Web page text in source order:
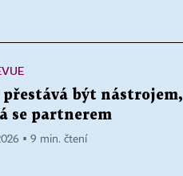
přestává být nástrojem,
se partnerem
▪ 9 min. čtení